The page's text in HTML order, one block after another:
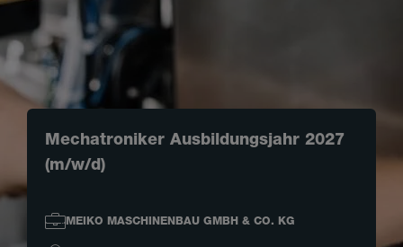
Mechatroniker Ausbildungsjahr 2027
(m/w/d)
MEIKO MASCHINENBAU GMBH & CO. KG